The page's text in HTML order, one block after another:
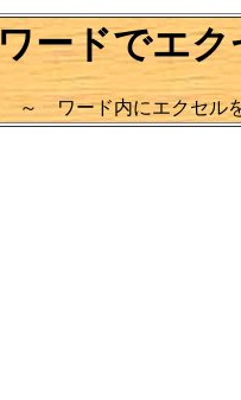
ワードでエ
～ ワード内にエクセル